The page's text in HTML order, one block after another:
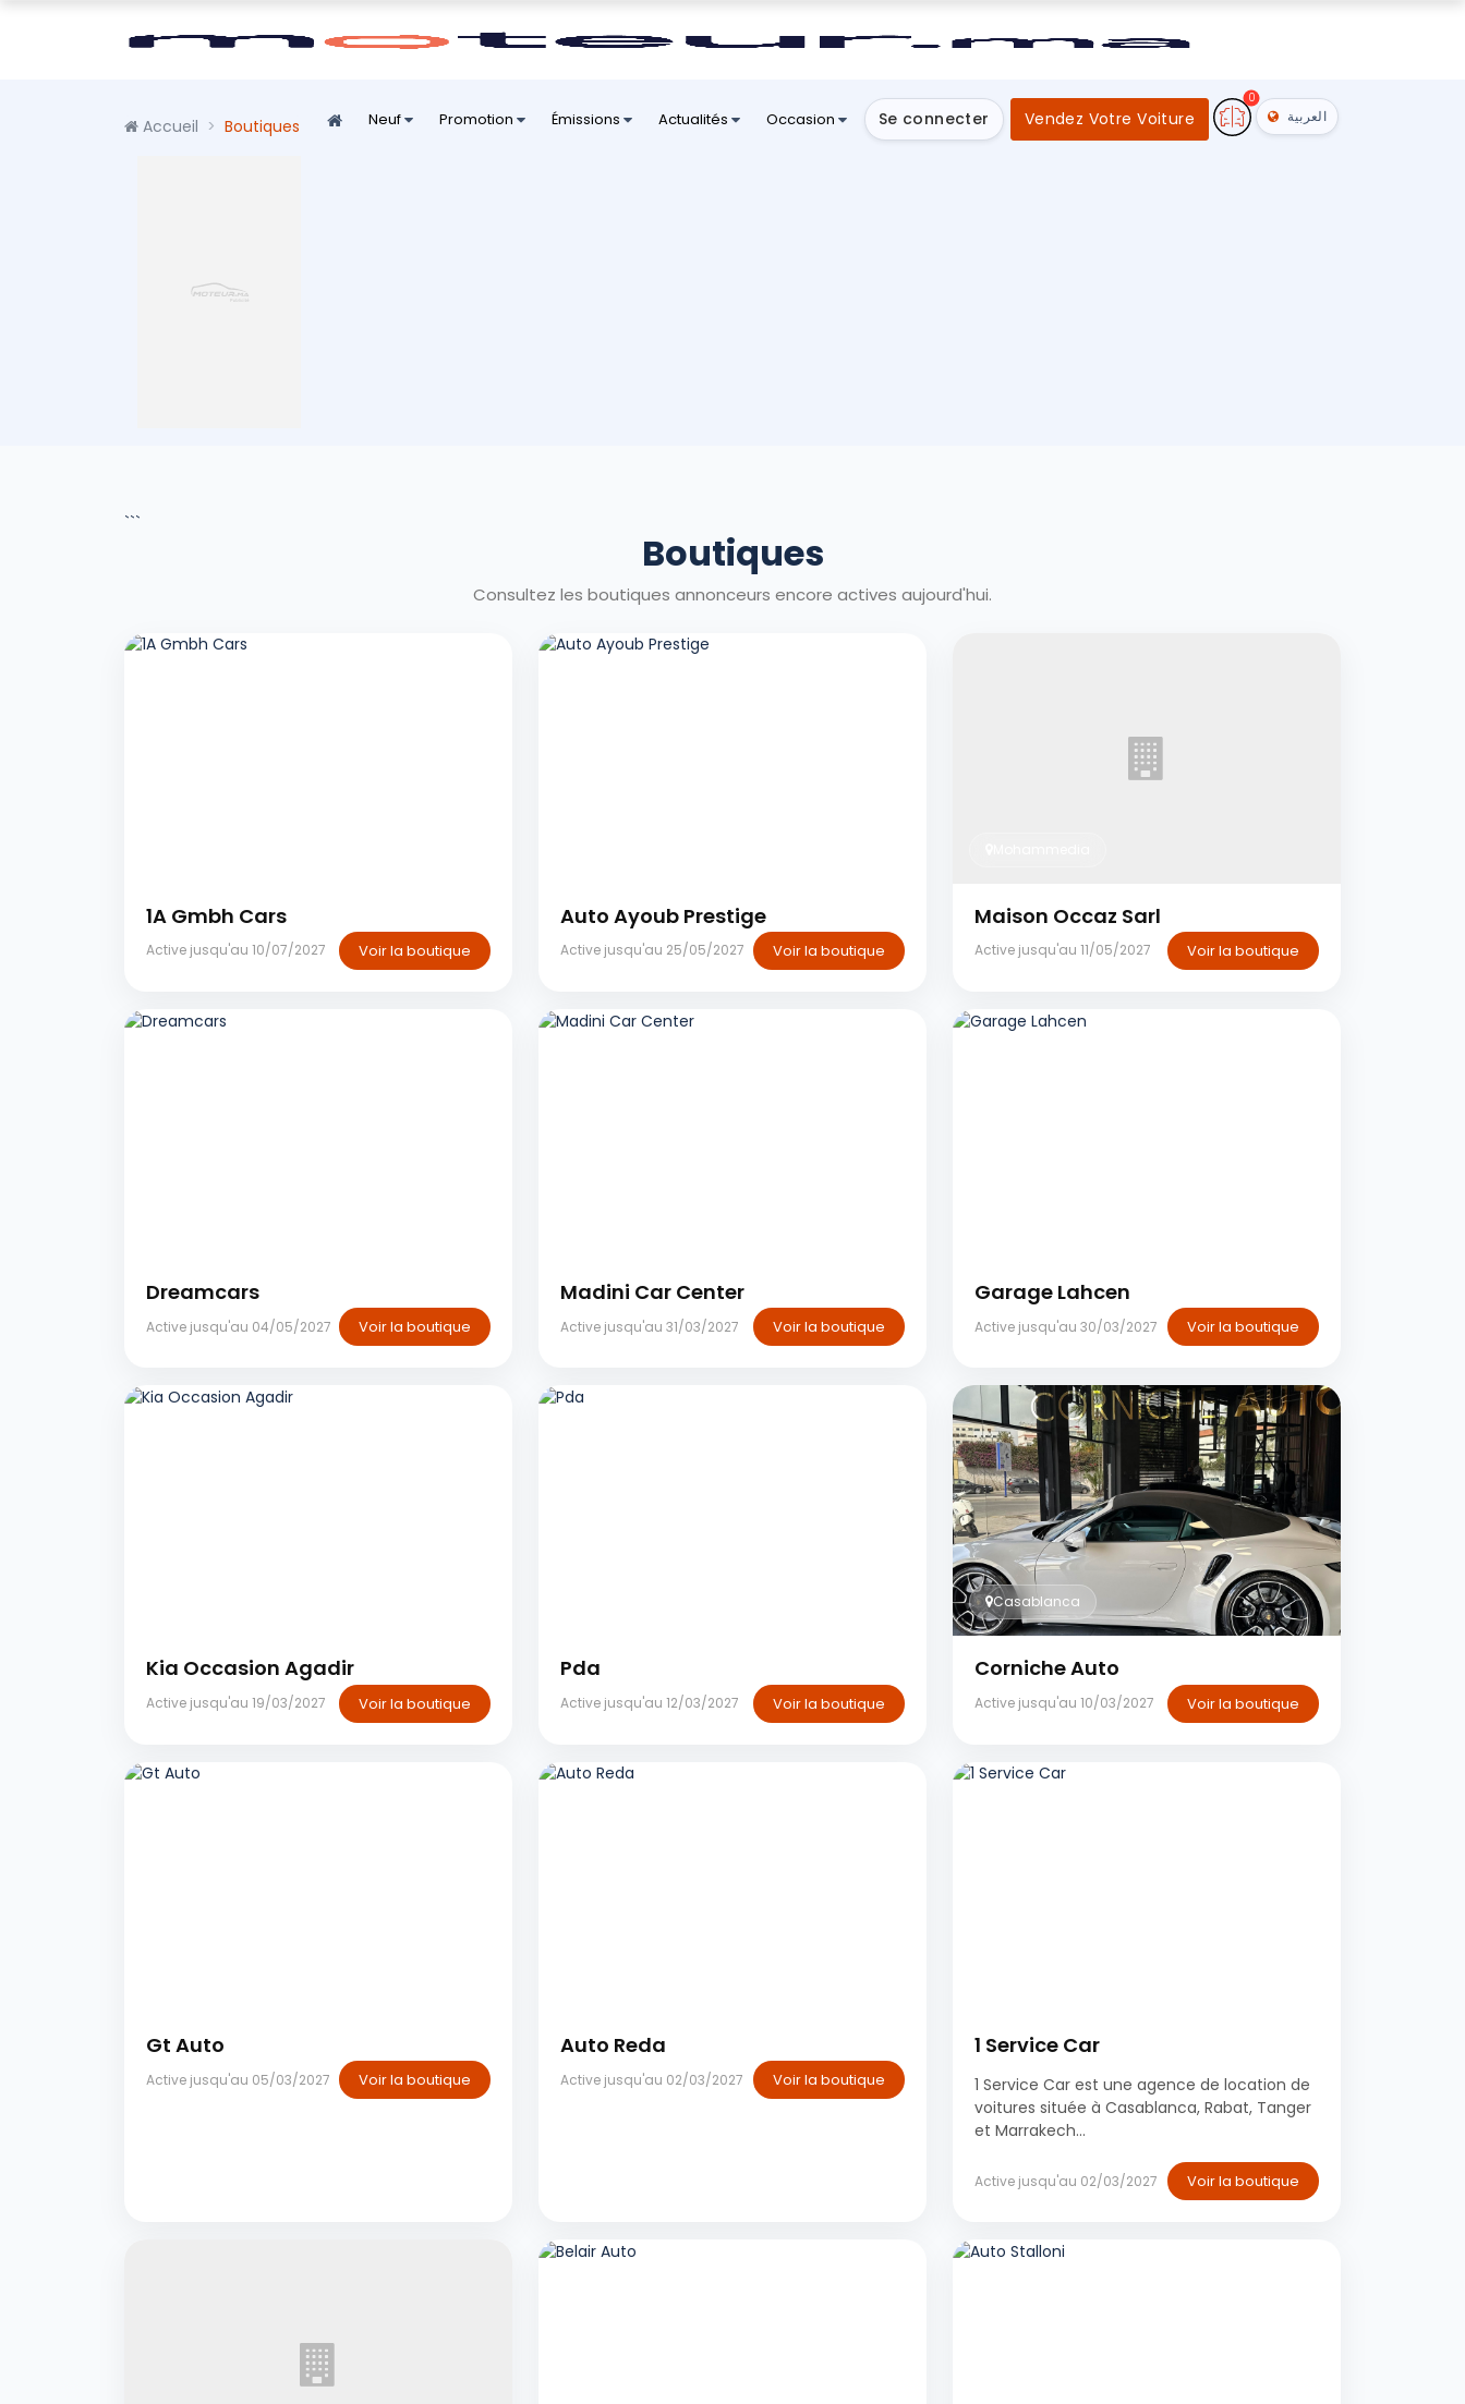
Neuf Promotion Émissions Actualités Occasion Se connecter Vendez Votre Voiture
0
العربية Accueil Boutiques
```
Boutiques
Consultez les boutiques annonceurs encore actives aujourd'hui.
1A Gmbh Cars
Active jusqu'au 10/07/2027 Voir la boutique
Auto Ayoub Prestige
Active jusqu'au 25/05/2027 Voir la boutique
Maison Occaz Sarl
Active jusqu'au 11/05/2027 Voir la boutique
Dreamcars
Active jusqu'au 04/05/2027 Voir la boutique
Madini Car Center
Active jusqu'au 31/03/2027 Voir la boutique
Garage Lahcen
Active jusqu'au 30/03/2027 Voir la boutique
Kia Occasion Agadir
Active jusqu'au 19/03/2027 Voir la boutique
Pda
Active jusqu'au 12/03/2027 Voir la boutique
Casablanca
Corniche Auto
Active jusqu'au 10/03/2027 Voir la boutique
Gt Auto
Active jusqu'au 05/03/2027 Voir la boutique
Auto Reda
Active jusqu'au 02/03/2027 Voir la boutique
1 Service Car
1 Service Car est une agence de location de
voitures située à Casablanca, Rabat, Tanger
et Marrakech...
Active jusqu'au 02/03/2027 Voir la boutique